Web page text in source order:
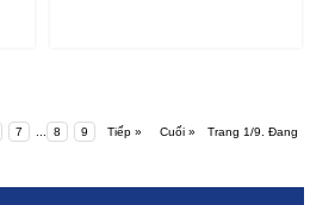
7 8 9 Tiếp » Cuối »
Trang 1/9. Đang